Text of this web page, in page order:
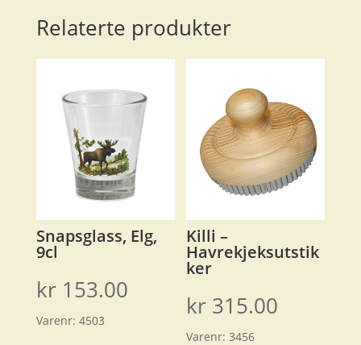
Relaterte produkter
Snapsglass, Elg,
9cl
kr 153.00
Varenr: 4503
Killi –
Havrekjeksutstik
ker
kr 315.00
Varenr:3456